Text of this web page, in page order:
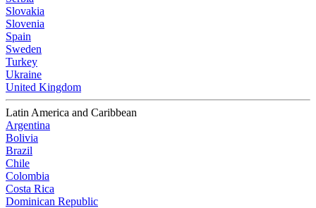
Slovakia
Slovenia
Spain
Sweden
Turkey
Ukraine
United Kingdom
Latin America and Caribbean
Argentina
Bolivia
Brazil
Chile
Colombia
Costa Rica
Dominican Republic